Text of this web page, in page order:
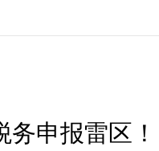
申报雷区！